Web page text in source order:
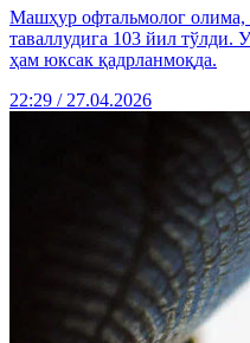
Машҳур офтальмолог олима,
таваллудига 103 йил тўлди.
ҳам юксак қадрланмоқда.
22:29 / 27.04.2026